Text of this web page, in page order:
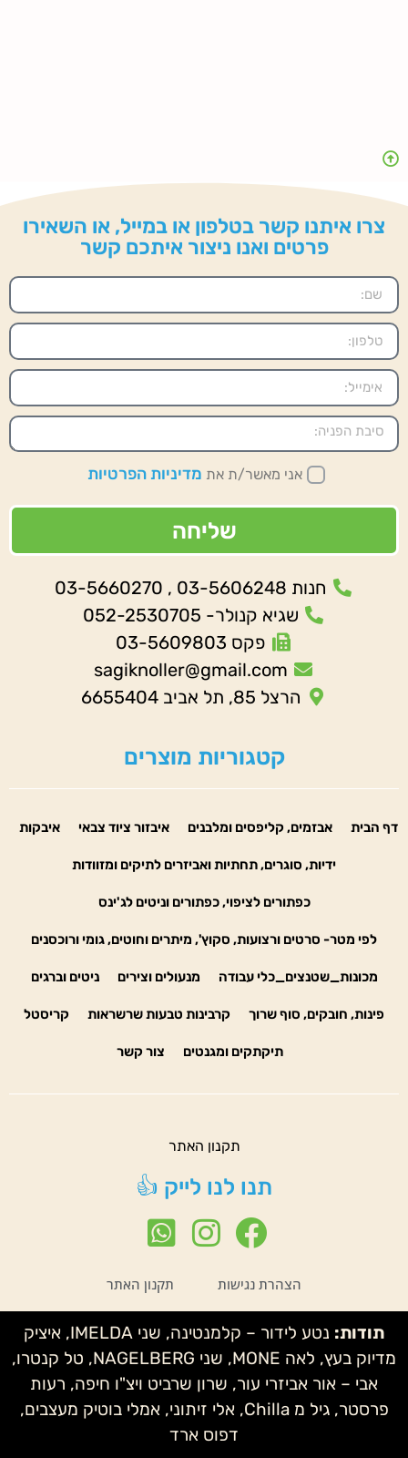
צרו איתנו קשר בטלפון או במייל, או השאירו
פרטים ואנו ניצור איתכם קשר
אני מאשר/ת את מדיניות הפרטיות
שליחה
חנות 03-5606248 , 03-5660270
שגיא קנולר- 052-2530705
פקס 03-5609803
sagiknoller@gmail.com
הרצל 85, תל אביב 6655404
קטגוריות מוצרים
דף הבית אבזמים, קליפסים ומלבנים איבזור ציוד צבאי איבקות
ידיות, סוגרים, תחתיות ואביזרים לתיקים ומזוודות
כפתורים לציפוי, כפתורים וניטים לג'ינס
לפי מטר- סרטים ורצועות, סקוץ', מיתרים וחוטים, גומי ורוכסנים
מכונות_שטנצים_כלי עבודה מנעולים וצירים ניטים וברגים
פינות, חובקים, סוף שרוך קרבינות טבעות שרשראות קריסטל
תיקתקים ומגנטים צור קשר
תקנון האתר
תנו לנו לייק 👍
הצהרת נגישות תקנון האתר
תודות:
נטע לידור – קלמנטינה, שני IMELDA, איציק
מדיוק בעץ, לאה MONE, שני NAGELBERG, טל קנטרו,
אבי – אור אביזרי עור, שרון שרביט ויצ"ו חיפה, רעות
פרסטר, גיל מ Chilla, אלי זיתוני, אמלי בוטיק מעצבים,
דפוס ארד